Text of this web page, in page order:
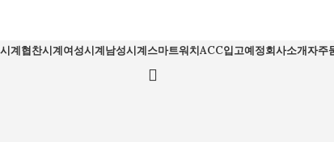
계 협찬시계 여성시계 남성시계 스마트워치 ACC입고예정회사소개자주